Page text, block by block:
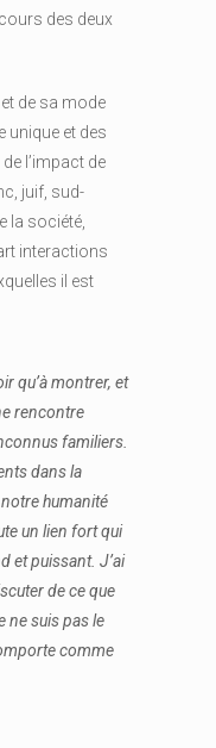
cours des deux
de sa mode
unique et des
l’impact de
juif, sud-
la société,
interactions
il est
qu’à montrer, et
rencontre
familiers.
dans la
humanité
un lien fort qui
et puissant. J’ai
de ce que
ne suis pas le
comme